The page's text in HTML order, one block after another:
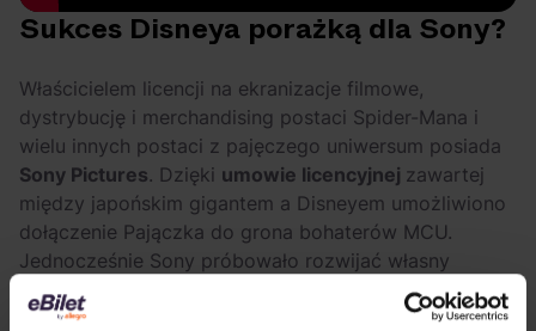
Sukces Disneya porażką dla Sony?
Właścicielem licencji na ekranizacje filmowe,
dystrybucję i merchandising postaci Spider-Mana i
wielu innych postaci z pajęczego uniwersum posiada
Sony Pictures. Dzięki umowie licencyjnej zawartej
między japońskim gigantem a Disneyem umożliwiono
dołączenie Pajączka do grona bohaterów MCU.
Jednocześnie Sony próbowało rozwijać własny
filmowy świat oparty na postaciach z komiksów
o Człowieku Pająku.
Z wiadomym skutkiem.